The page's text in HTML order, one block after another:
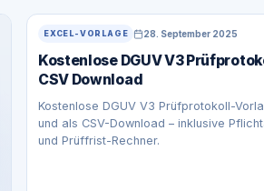
EXCEL-VORLAGE 28. September 2025
Kostenlose DGUV V3
CSV Download
Kostenlose DGUV V3 Prüfprotokoll-
und als CSV-Download – inklusive
und Prüffrist-Rechner.